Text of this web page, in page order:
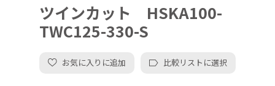
ツインカット HSKA100-
TWC125-330-S
お気に入りに追加 比較リストに選択